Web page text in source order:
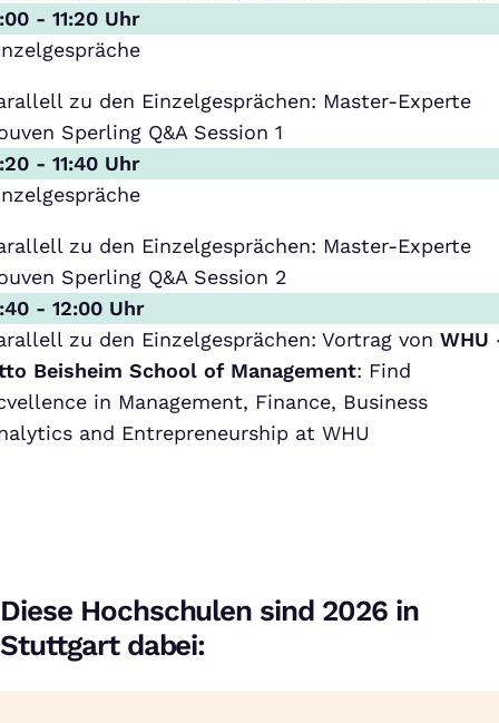
- 11:20 Uhr
zu den Einzelgesprächen: Master-Experte
Sperling Q&A Session 1
- 11:40 Uhr
zu den Einzelgesprächen: Master-Experte
Sperling Q&A Session 2
- 12:00 Uhr
zu den Einzelgesprächen: Vortrag vonWHU
Beisheim School of Management: Find
in Management, Finance, Business
and Entrepreneurship at WHU
Diese Hochschulen sind 2026 in
Stuttgart dabei: